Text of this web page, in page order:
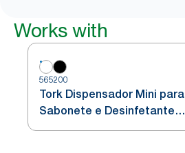
Works with
565200
Tork Dispensador Mini para
Sabonete e Desinfetante
Branco